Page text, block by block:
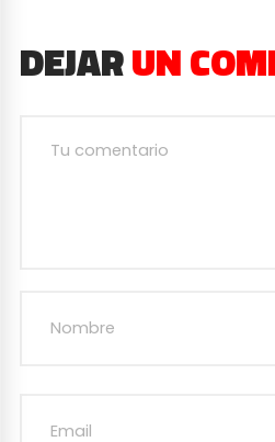
DEJARUN